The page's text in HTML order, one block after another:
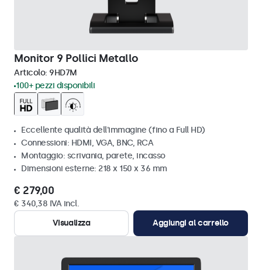
Monitor 9 Pollici Metallo
Articolo: 9HD7M
100+ pezzi disponibili
Eccellente qualità dell'immagine (fino a Full HD)
Connessioni: HDMI, VGA, BNC, RCA
Montaggio: scrivania, parete, incasso
Dimensioni esterne: 218 x 150 x 36 mm
€ 279,00
€ 340,38 IVA incl.
Visualizza
Aggiungi al carrello